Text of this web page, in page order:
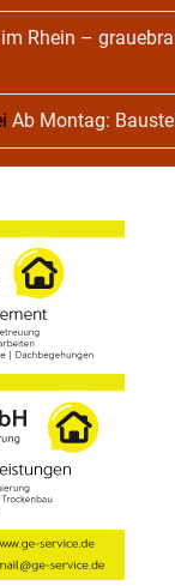
im Rhein –
Ab Montag: